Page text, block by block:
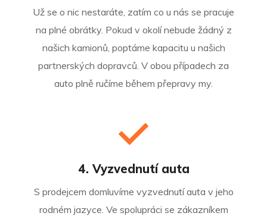
Už se o nic nestaráte, zatím co u nás se pracuje
na plné obrátky. Pokud v okolí nebude žádný z
našich kamionů, poptáme kapacitu u našich
partnerských dopravců. V obou případech za
auto plně ručíme během přepravy my.
4. Vyzvednutí auta
S prodejcem domluvíme vyzvednutí auta v jeho
rodném jazyce. Ve spolupráci se zákazníkem